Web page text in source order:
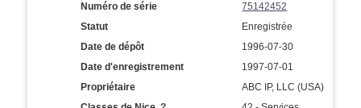
Numéro de série
75142452
Statut
Enregistrée
Date de dépôt
1996-07-30
Date d'enregistrement
1997-07-01
Propriétaire
ABC IP, LLC (USA)